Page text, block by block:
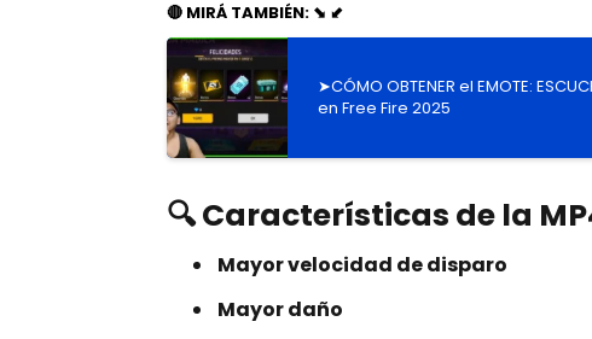
🔴 MIRÁ TAMBIÉN: ⬊ ⬋
➤CÓMO OBTENER el EMOTE:
en Free Fire 2025
🔍 Características de la
Mayor velocidad de disparo
Mayor daño